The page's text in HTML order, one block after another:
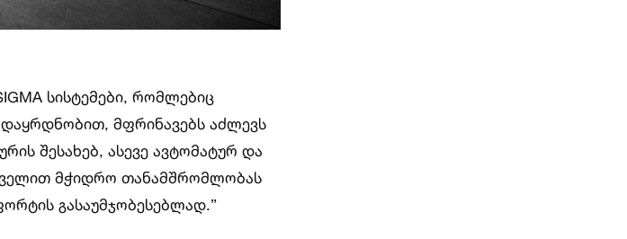
სისტემები, რომლებიც
მფრინავებს აძლევს
შესახებ, ასევე ავტომატურ და
ველით მჭიდრო თანამშრომლობას
გასაუმჯობესებლად.”